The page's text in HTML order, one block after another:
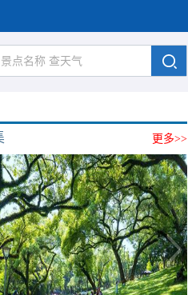
更多>>